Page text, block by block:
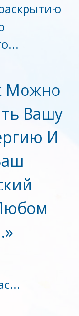
Можно
Вашу
И